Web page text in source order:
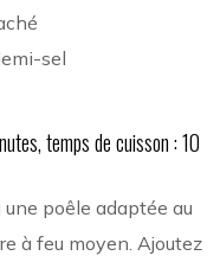
sel
temps de cuisson : 10
poêle adaptée au
à feu moyen. Ajoutez